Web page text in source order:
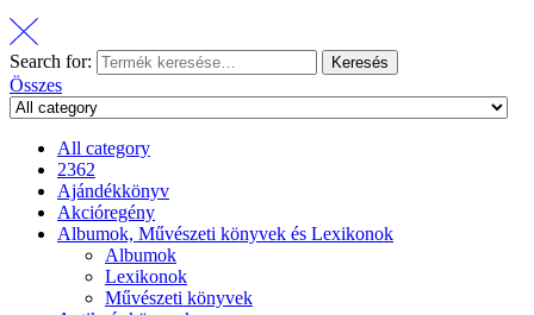
Search for: Keresés
Összes
All category
2362
Ajándékkönyv
Akcióregény
Albumok, Művészeti könyvek és Lexikonok
Albumok
Lexikonok
Művészeti könyvek